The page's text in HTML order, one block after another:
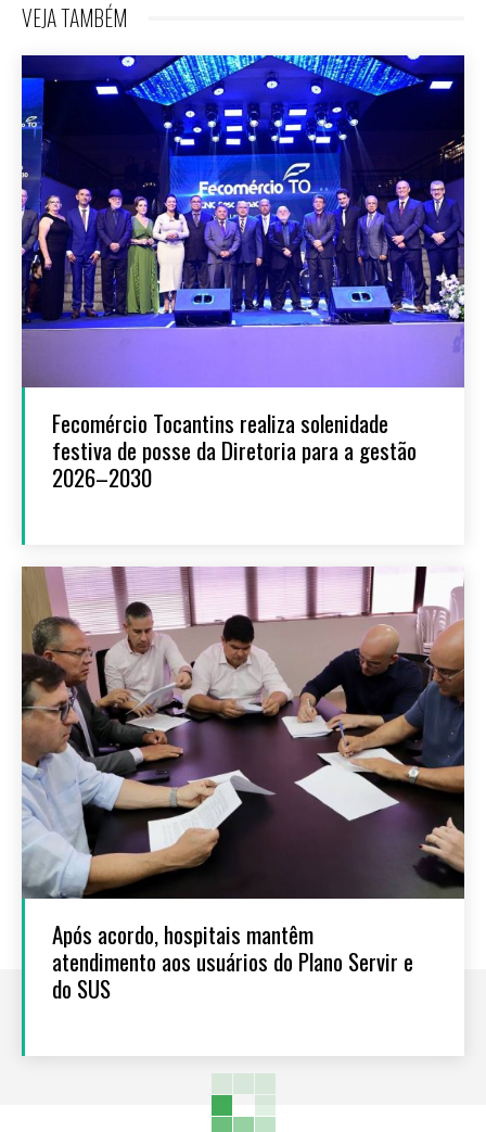
VEJA TAMBÉM
Fecomércio Tocantins realiza solenidade
festiva de posse da Diretoria para a gestão
2026–2030
Após acordo, hospitais mantêm
atendimento aos usuários do Plano Servir e
do SUS